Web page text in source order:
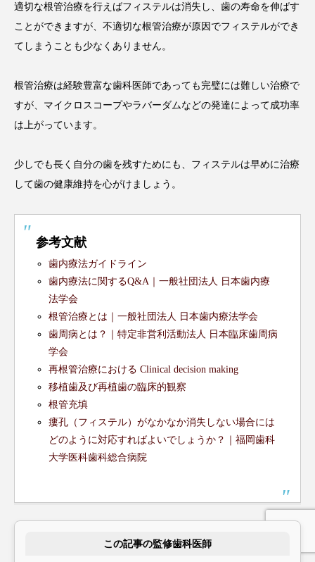
適切な根管治療を行えばフィステルは消失し、歯の寿命を伸ばす
ことができますが、不適切な根管治療が原因でフィステルができ
てしまうことも少なくありません。
根管治療は経験豊富な歯科医師であっても完璧には難しい治療で
すが、マイクロスコープやラバーダムなどの発達によって成功率
は上がっています。
少しでも長く自分の歯を残すためにも、フィステルは早めに治療
して歯の健康維持を心がけましょう。
参考文献
歯内療法ガイドライン
歯内療法に関するQ&A｜一般社団法人 日本歯内療
法学会
根管治療とは｜一般社団法人 日本歯内療法学会
歯周病とは？｜特定非営利活動法人 日本臨床歯周病
学会
再根管治療における Clinical decision making
移植歯及び再植歯の臨床的観察
根管充填
瘻孔（フィステル）がなかなか消失しない場合には
どのように対応すればよいでしょうか？｜福岡歯科
大学医科歯科総合病院
この記事の監修歯科医師